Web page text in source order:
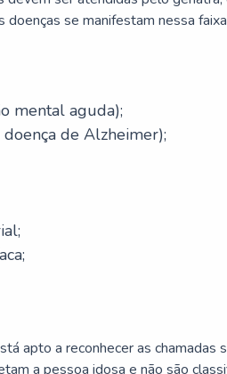
doenças se manifestam nessa
mental aguda);
doença de Alzheimer);
apto a reconhecer as chamadas
a pessoa idosa e não são